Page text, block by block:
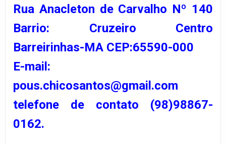
Rua Anacleton de Carvalho Nº 140
Barrio: Cruzeiro Centro
Barreirinhas-MA CEP:65590-000
E-mail:
pous.chicosantos@gmail.com
telefone de contato (98)98867-
0162.